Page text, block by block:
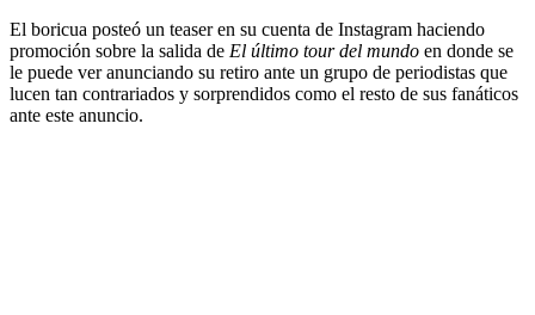
El boricua posteó un teaser en su cuenta de Instagram haciendo
promoción sobre la salida de El último tour del mundo en donde se
le puede ver anunciando su retiro ante un grupo de periodistas que
lucen tan contrariados y sorprendidos como el resto de sus fanáticos
ante este anuncio.